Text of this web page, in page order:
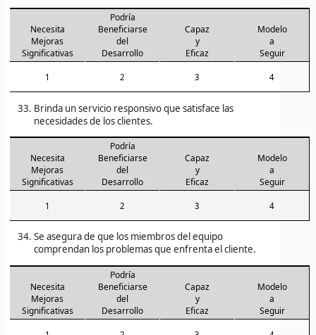
Necesita
Mejoras
Significativas
Podría
Beneficiarse
del
Desarrollo
Capaz
y
Eficaz
Modelo
a
Seguir
1 2 3 4
Brinda un servicio responsivo que satisface las
necesidades de los clientes.
Necesita
Mejoras
Significativas
Podría
Beneficiarse
del
Desarrollo
Capaz
y
Eficaz
Modelo
a
Seguir
1 2 3 4
Se asegura de que los miembros del equipo
comprendan los problemas que enfrenta el cliente.
Necesita
Mejoras
Significativas
Podría
Beneficiarse
del
Desarrollo
Capaz
y
Eficaz
Modelo
a
Seguir